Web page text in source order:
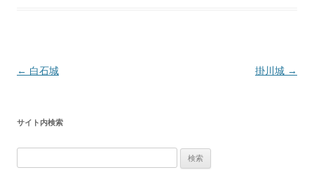
投
ビ
ゲ
← 白石城 掛川城 →
サイト内検索